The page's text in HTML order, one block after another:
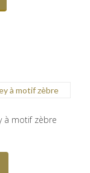
à motif zèbre